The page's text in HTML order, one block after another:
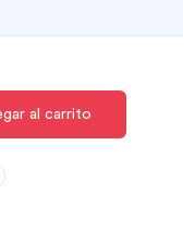
al carrito